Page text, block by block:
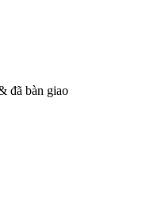
đã bàn giao